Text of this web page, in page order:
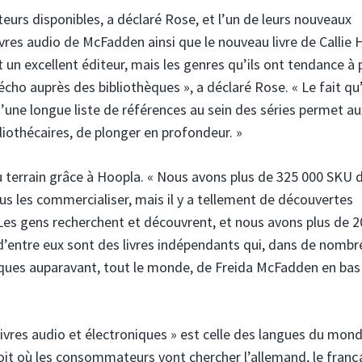
disponibles, a déclaré Rose, et l’un de leurs nouveaux
audio de McFadden ainsi que le nouveau livre de Callie
excellent éditeur, mais les genres qu’ils ont tendance à
auprès des bibliothèques », a déclaré Rose. « Le fait
longue liste de références au sein des séries permet
de plonger en profondeur. »
grâce à Hoopla. « Nous avons plus de 325 000 SKU
les commercialiser, mais il y a tellement de découvertes
gens recherchent et découvrent, et nous avons plus de
eux sont des livres indépendants qui, dans de
auparavant, tout le monde, de Freida McFadden en
audio et électroniques » est celle des langues du
où les consommateurs vont chercher l’allemand, le